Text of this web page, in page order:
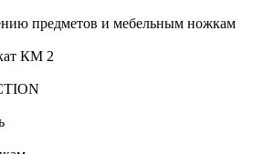
предметов и мебельным ножкам
КМ 2